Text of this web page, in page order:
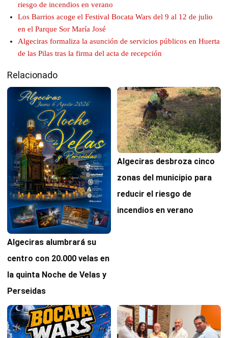
riesgo de incendios en verano
Los Barrios acoge el Festival Bocata Wars del 9 al 12 de julio
en el Parque Sor María José
Algeciras formaliza la asunción de servicios públicos en Huerta
de las Pilas tras la firma del acta de recepción
Relacionado
Algeciras alumbrará su
centro con 20.000 velas en
la quinta Noche de Velas y
Perseidas
Algeciras desbroza cinco
zonas del municipio para
reducir el riesgo de
incendios en verano